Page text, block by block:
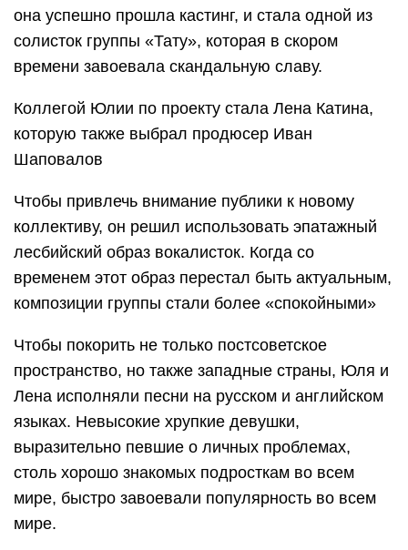
она успешно прошла кастинг, и стала одной из
солисток группы «Тату», которая в скором
времени завоевала скандальную славу.
Коллегой Юлии по проекту стала Лена Катина,
которую также выбрал продюсер Иван
Шаповалов
Чтобы привлечь внимание публики к новому
коллективу, он решил использовать эпатажный
лесбийский образ вокалисток. Когда со
временем этот образ перестал быть актуальным,
композиции группы стали более «спокойными»
Чтобы покорить не только постсоветское
пространство, но также западные страны, Юля и
Лена исполняли песни на русском и английском
языках. Невысокие хрупкие девушки,
выразительно певшие о личных проблемах,
столь хорошо знакомых подросткам во всем
мире, быстро завоевали популярность во всем
мире.